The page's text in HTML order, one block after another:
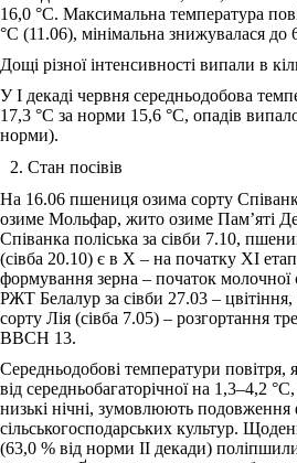
16,0 °С. Максимальна температура
°С (11.06), мінімальна знижувалася до
Дощі різної інтенсивності випали в
У І декаді червня середньодобова
17,3 °С за норми 15,6 °С, опадів
норми).
Стан посівів
На 16.06 пшениця озима сорту
озиме Мольфар, жито озиме Пам’яті
Співанка поліська за сівби 7.10,
(сівба 20.10) є в Х ‒ на початку ХІ
формування зерна – початок
РЖТ Белалур за сівби 27.03 ‒
сорту Лія (сівба 7.05) ‒ розгортання
ВВСН 13.
Середньодобові температури
від середньобагаторічної на 1,3‒4,2
низькі нічні, зумовлюють подовження
сільськогосподарських культур.
(63,0 % від норми ІІ декади)